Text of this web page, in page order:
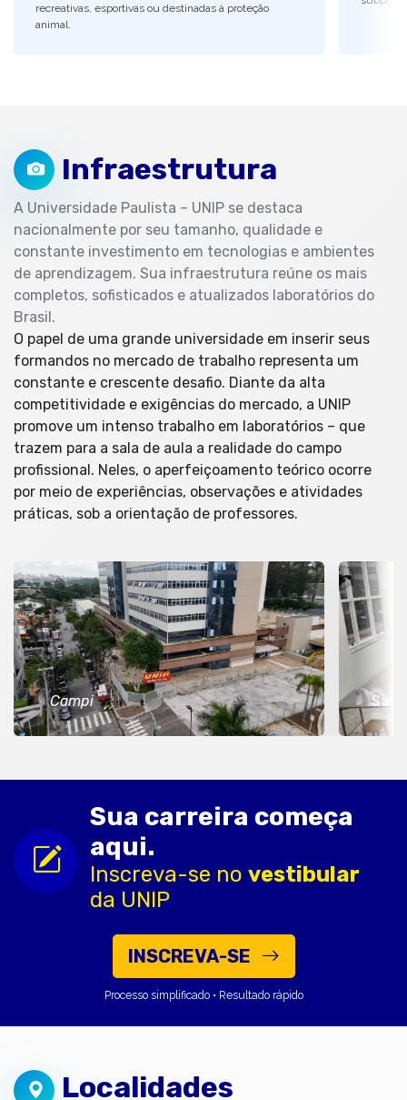
recreativas, esportivas ou destinadas à proteção
animal.
Infraestrutura
A Universidade Paulista – UNIP se destaca
nacionalmente por seu tamanho, qualidade e
constante investimento em tecnologias e ambientes
de aprendizagem. Sua infraestrutura reúne os mais
completos, sofisticados e atualizados laboratórios do
Brasil.
O papel de uma grande universidade em inserir seus
formandos no mercado de trabalho representa um
constante e crescente desafio. Diante da alta
competitividade e exigências do mercado, a UNIP
promove um intenso trabalho em laboratórios – que
trazem para a sala de aula a realidade do campo
profissional. Neles, o aperfeiçoamento teórico ocorre
por meio de experiências, observações e atividades
práticas, sob a orientação de professores.
Campi
Sua carreira começa
aqui.
Inscreva-se no vestibular
da UNIP
INSCREVA-SE
Processo simplificado • Resultado rápido
Localidades